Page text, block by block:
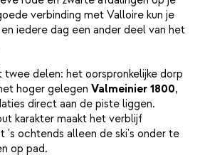
verbinding met Valloire kun je
iedere dag een ander deel van het
delen: het oorspronkelijke dorp
hoger gelegen Valmeinier 1800,
direct aan de piste liggen.
karakter maakt het verblijf
ochtends alleen de ski's onder te
op pad.